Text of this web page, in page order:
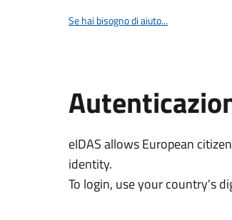
Se hai bisogno di aiuto...
eIDAS allows European
identity.
To login, use your country's